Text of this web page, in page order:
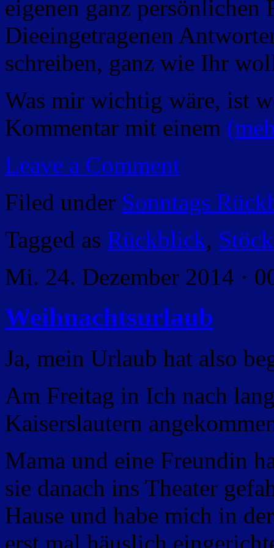
eigenen ganz
Dieeingetragenen
schreiben, ganz wie Ihr
Was mir wichtig wäre, ist
Kommentar mit einem
Leave a Comment
Filed under Sonntags
Tagged as Rückblick,
Mi. 24. Dezember 2014 ·
Weihnachtsurlaub
Ja, mein Urlaub hat also
Am Freitag in Ich nach
Kaiserslautern
Mama und eine Freundin
sie danach ins Theater
Hause und habe mich in